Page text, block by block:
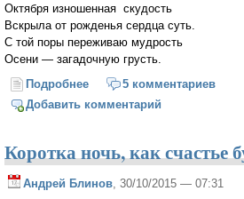
Октября изношенная скудость
Вскрыла от рожденья сердца суть.
С той поры переживаю мудрость
Осени — загадочную грусть.
Подробнее о Хризантемы на моём
5 комментариев
Добавить комментарий
Коротка ночь, как счастье
Андрей Блинов , 30/10/2015 — 07:31